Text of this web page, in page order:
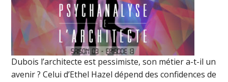
Dubois l’architecte est pessimiste, son métier a-t-il un
avenir ? Celui d’Ethel Hazel dépend des confidences de